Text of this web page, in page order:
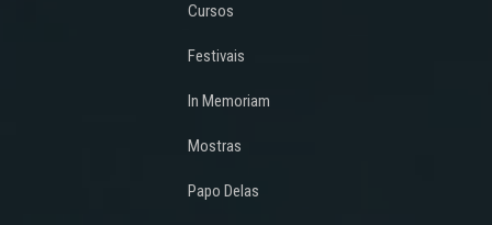
Cursos
Festivais
In Memoriam
Mostras
Papo Delas